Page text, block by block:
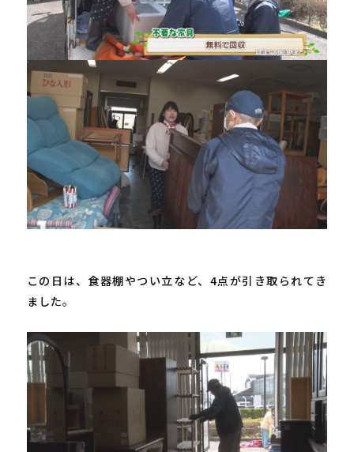
この日は、食器棚やつい立など、 4点が引き取られてき
ました。